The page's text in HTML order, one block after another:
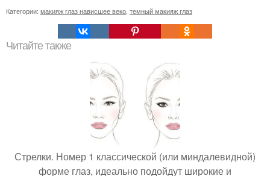
Категории: макияж глаз нависшее веко, темный макияж глаз
Читайте также
Стрелки. Номер 1 классической (или миндалевидной)
форме глаз, идеально подойдут широкие и